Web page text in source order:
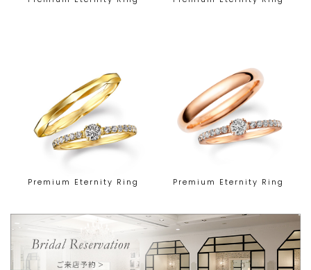
Premium Eternity Ring Premium Eternity Ring